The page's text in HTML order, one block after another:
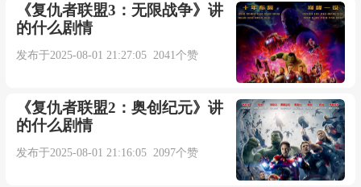
《复仇者联盟3：无限战争》讲
的什么剧情
发布于2025-08-01 21:27:05 2041个赞
《复仇者联盟2：奥创纪元》讲
的什么剧情
发布于2025-08-01 21:16:05 2097个赞